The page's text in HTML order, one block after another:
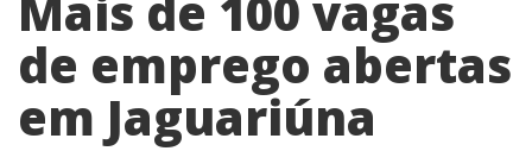
LISTA DIGITAL
CONTATO
de emprego abertas
em Jaguariúna